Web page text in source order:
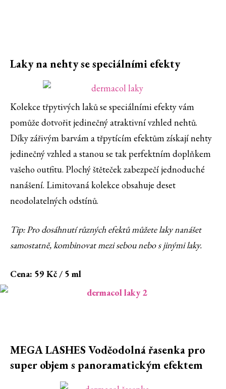
Laky na nehty se speciálními efekty
Kolekce třpytivých laků se speciálními efekty vám
pomůže dotvořit jedinečný atraktivní vzhled nehtů.
Díky zářivým barvám a třpytícím efektům získají nehty
jedinečný vzhled a stanou se tak perfektním doplňkem
vašeho outfitu. Plochý štěteček zabezpečí jednoduché
nanášení. Limitovaná kolekce obsahuje deset
neodolatelných odstínů.
Tip: Pro dosáhnutí různých efektů můžete laky nanášet
samostatně, kombinovat mezi sebou nebo s jinými laky.
Cena: 59 Kč / 5 ml
MEGA LASHES Voděodolná řasenka pro
super objem s panoramatickým efektem